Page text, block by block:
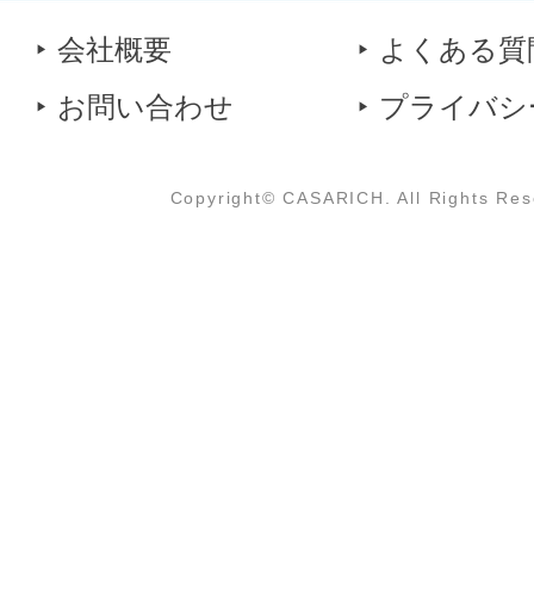
会社概要
よくある質
お問い合わせ
プライバ
Copyright© CASARICH. All Rights